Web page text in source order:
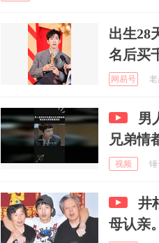
出生28
名后买
网易号
男
兄弟情
视频
井
母认亲